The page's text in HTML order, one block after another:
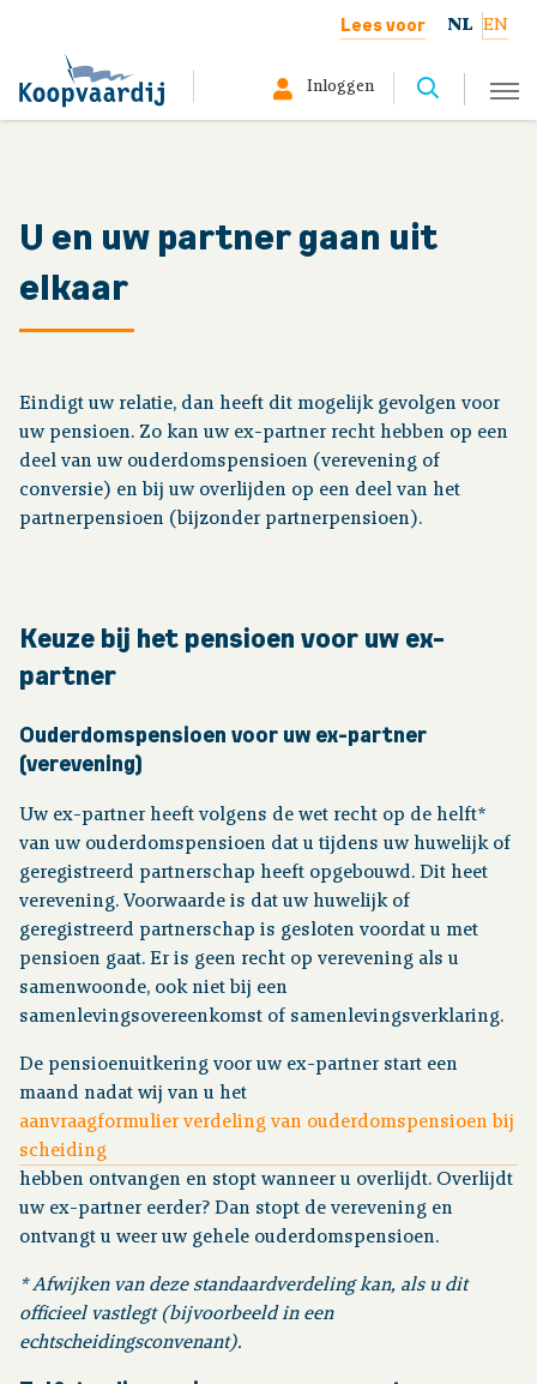
Lees voor NL EN
Gepensioneerd
Over ons
Inloggen
Uw situatie
Publicaties
Contact
U en uw partner gaan uit
elkaar
Eindigt uw relatie, dan heeft dit mogelijk gevolgen voor
uw pensioen. Zo kan uw ex-partner recht hebben op een
deel van uw ouderdomspensioen (verevening of
conversie) en bij uw overlijden op een deel van het
partnerpensioen (bijzonder partnerpensioen).
Keuze bij het pensioen voor uw ex-
partner
Ouderdomspensioen voor uw ex-partner
(verevening)
Uw ex-partner heeft volgens de wet recht op de helft*
van uw ouderdomspensioen dat u tijdens uw huwelijk of
geregistreerd partnerschap heeft opgebouwd. Dit heet
verevening. Voorwaarde is dat uw huwelijk of
geregistreerd partnerschap is gesloten voordat u met
pensioen gaat. Er is geen recht op verevening als u
samenwoonde, ook niet bij een
samenlevingsovereenkomst of samenlevingsverklaring.
De pensioenuitkering voor uw ex-partner start een
maand nadat wij van u het
aanvraagformulier verdeling van ouderdomspensioen bij
scheiding
hebben ontvangen en stopt wanneer u overlijdt. Overlijdt
uw ex-partner eerder? Dan stopt de verevening en
ontvangt u weer uw gehele ouderdomspensioen.
* Afwijken van deze standaardverdeling kan, als u dit
officieel vastlegt (bijvoorbeeld in een
echtscheidingsconvenant).